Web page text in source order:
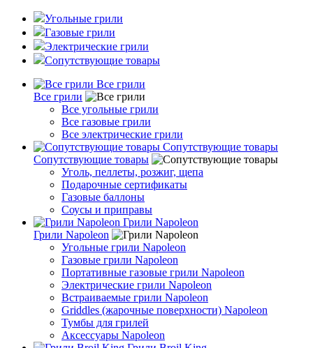
Угольные грили
Газовые грили
Электрические грили
Сопутствующие товары
Все грили
Все грили
Все угольные грили
Все газовые грили
Все электрические грили
Сопутствующие товары
Сопутствующие товары
Уголь, пеллеты, розжиг, щепа
Подарочные сертификаты
Газовые баллоны
Соусы и приправы
Грили Napoleon
Грили Napoleon
Угольные грили Napoleon
Газовые грили Napoleon
Портативные газовые грили Napoleon
Электрические грили Napoleon
Встраиваемые грили Napoleon
Griddles (жарочные поверхности) Napoleon
Тумбы для грилей
Аксессуары Napoleon